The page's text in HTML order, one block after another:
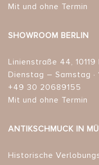
Mit und ohne Termin
SHOWROOM BERLIN
Linienstraße 44, 10119
Dienstag – Samstag ·
+49 30 20689155
Mit und ohne Termin
ANTIKSCHMUCK IN
Historische